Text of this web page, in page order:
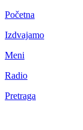
Početna
Izdvajamo
Meni
Radio
Pretraga